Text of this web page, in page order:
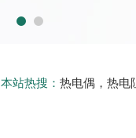
本站热搜： 热电偶，热电